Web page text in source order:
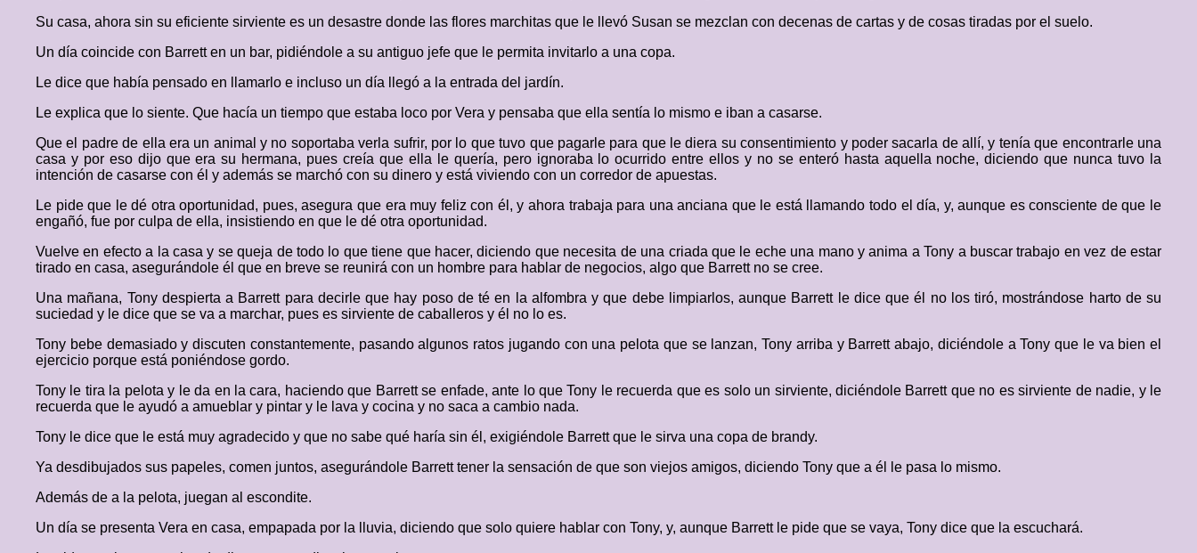
Su casa, ahora sin su eficiente sirviente es un desastre donde las flores marchitas que le llevó Susan se mezclan con decenas de cartas y de cosas tiradas por el suelo.
Un día coincide con Barrett en un bar, pidiéndole a su antiguo jefe que le permita invitarlo a una copa.
Le dice que había pensado en llamarlo e incluso un día llegó a la entrada del jardín.
Le explica que lo siente. Que hacía un tiempo que estaba loco por Vera y pensaba que ella sentía lo mismo e iban a casarse.
Que el padre de ella era un animal y no soportaba verla sufrir, por lo que tuvo que pagarle para que le diera su consentimiento y poder sacarla de allí, y tenía que encontrarle una
casa y por eso dijo que era su hermana, pues creía que ella le quería, pero ignoraba lo ocurrido entre ellos y no se enteró hasta aquella noche, diciendo que nunca tuvo la
intención de casarse con él y además se marchó con su dinero y está viviendo con un corredor de apuestas.
Le pide que le dé otra oportunidad, pues, asegura que era muy feliz con él, y ahora trabaja para una anciana que le está llamando todo el día, y, aunque es consciente de que le
engañó, fue por culpa de ella, insistiendo en que le dé otra oportunidad.
Vuelve en efecto a la casa y se queja de todo lo que tiene que hacer, diciendo que necesita de una criada que le eche una mano y anima a Tony a buscar trabajo en vez de estar
tirado en casa, asegurándole él que en breve se reunirá con un hombre para hablar de negocios, algo que Barrett no se cree.
Una mañana, Tony despierta a Barrett para decirle que hay poso de té en la alfombra y que debe limpiarlos, aunque Barrett le dice que él no los tiró, mostrándose harto de su
suciedad y le dice que se va a marchar, pues es sirviente de caballeros y él no lo es.
Tony bebe demasiado y discuten constantemente, pasando algunos ratos jugando con una pelota que se lanzan, Tony arriba y Barrett abajo, diciéndole a Tony que le va bien el
ejercicio porque está poniéndose gordo.
Tony le tira la pelota y le da en la cara, haciendo que Barrett se enfade, ante lo que Tony le recuerda que es solo un sirviente, diciéndole Barrett que no es sirviente de nadie, y le
recuerda que le ayudó a amueblar y pintar y le lava y cocina y no saca a cambio nada.
Tony le dice que le está muy agradecido y que no sabe qué haría sin él, exigiéndole Barrett que le sirva una copa de brandy.
Ya desdibujados sus papeles, comen juntos, asegurándole Barrett tener la sensación de que son viejos amigos, diciendo Tony que a él le pasa lo mismo.
Además de a la pelota, juegan al escondite.
Un día se presenta Vera en casa, empapada por la lluvia, diciendo que solo quiere hablar con Tony, y, aunque Barrett le pide que se vaya, Tony dice que la escuchará.